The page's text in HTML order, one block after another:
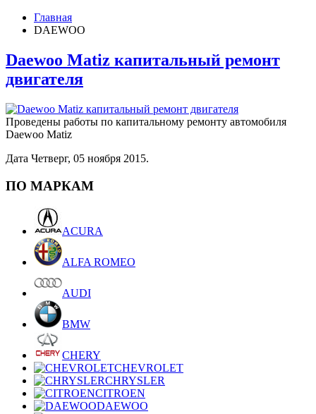
Главная
DAEWOO
Daewoo Matiz капитальный ремонт
двигателя
Проведены работы по капитальному ремонту автомобиля
Daewoo Matiz
Дата Четверг, 05 ноября 2015.
ПО МАРКАМ
ACURA
ALFA ROMEO
AUDI
BMW
CHERY
CHEVROLET
CHRYSLER
CITROEN
DAEWOO